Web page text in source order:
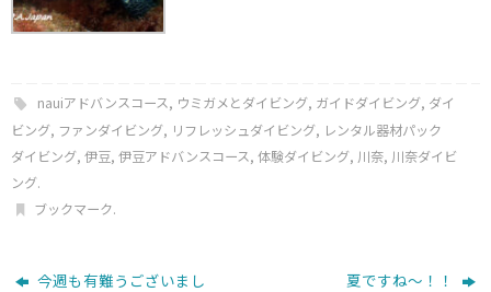
nauiアドバンスコース, ウミガメとダイビング, ガイドダイビング, ダイ
ビング, ファンダイビング, リフレッシュダイビング, レンタル器材パック
ダイビング, 伊豆, 伊豆アドバンスコース, 体験ダイビング, 川奈, 川奈ダイビ
ング.
ブックマーク.
今週も有難うございまし
夏ですね～！！